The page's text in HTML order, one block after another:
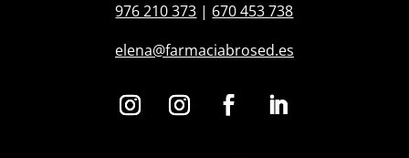
976 210 373 | 670 453 738
elena@farmaciabrosed.es